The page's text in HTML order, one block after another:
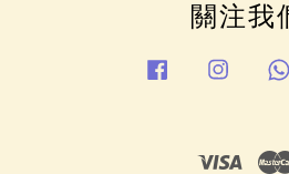
關注我
Facebook
Visa